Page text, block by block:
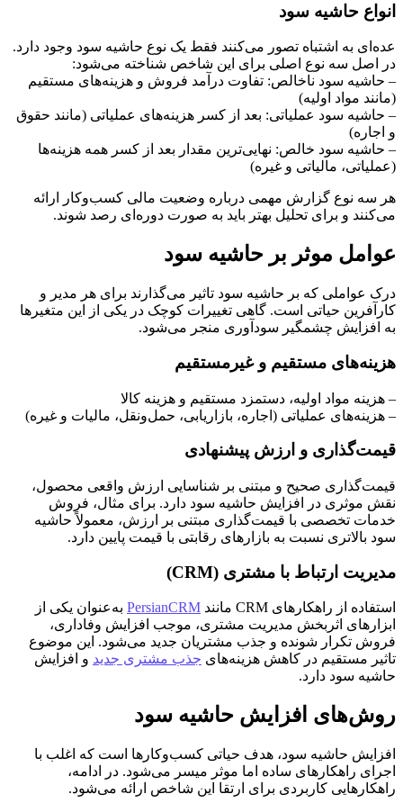
انواع حاشیه سود
عده‌ای به اشتباه تصور می‌کنند فقط یک نوع حاشیه سود وجود دارد.
در اصل سه نوع اصلی برای این شاخص شناخته می‌شود:
– حاشیه سود ناخالص: تفاوت درآمد فروش و هزینه‌های مستقیم
(مانند مواد اولیه)
– حاشیه سود عملیاتی: بعد از کسر هزینه‌های عملیاتی (مانند حقوق
و اجاره)
– حاشیه سود خالص: نهایی‌ترین مقدار بعد از کسر همه هزینه‌ها
(عملیاتی، مالیاتی و غیره)
هر سه نوع گزارش مهمی درباره وضعیت مالی کسب‌وکار ارائه
می‌کنند و برای تحلیل بهتر باید به صورت دوره‌ای رصد شوند.
عوامل موثر بر حاشیه سود
درک عواملی که بر حاشیه سود تاثیر می‌گذارند برای هر مدیر و
کارآفرین حیاتی است. گاهی تغییرات کوچک در یکی از این متغیرها
به افزایش چشمگیر سودآوری منجر می‌شود.
هزینه‌های مستقیم و غیرمستقیم
– هزینه مواد اولیه، دستمزد مستقیم و هزینه کالا
– هزینه‌های عملیاتی (اجاره، بازاریابی، حمل‌ونقل، مالیات و غیره)
قیمت‌گذاری و ارزش پیشنهادی
قیمت‌گذاری صحیح و مبتنی بر شناسایی ارزش واقعی محصول،
نقش موثری در افزایش حاشیه سود دارد. برای مثال، فروش
خدمات تخصصی با قیمت‌گذاری مبتنی بر ارزش، معمولاً حاشیه
سود بالاتری نسبت به بازارهای رقابتی با قیمت پایین دارد.
مدیریت ارتباط با مشتری (CRM)
استفاده از راهکارهای CRM مانند PersianCRM به‌عنوان یکی از
ابزارهای اثربخش مدیریت مشتری، موجب افزایش وفاداری،
فروش تکرار شونده و جذب مشتریان جدید می‌شود. این موضوع
تاثیر مستقیم در کاهش هزینه‌های جذب مشتری جدید و افزایش
حاشیه سود دارد.
روش‌های افزایش حاشیه سود
افزایش حاشیه سود، هدف حیاتی کسب‌وکارها است که اغلب با
اجرای راهکارهای ساده اما موثر میسر می‌شود. در ادامه،
راهکارهایی کاربردی برای ارتقا این شاخص ارائه می‌شود.